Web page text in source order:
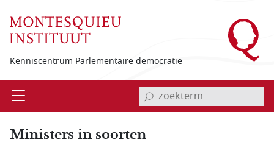
Kenniscentrum Parlementaire democratie
Open invoerveld zoekterm
Ministers in soorten